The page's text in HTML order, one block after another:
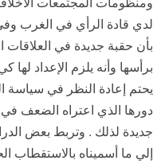
لدي قادة الرأي في الغرب وفي
بأن حقبة جديدة في العلاقات
برأسها وأنه يلزم الإعداد لها
يحتم إعادة النظر في سياسة
دورها الذي اعتراه الضعف في
جديدة لذلك . وتربط بعض
إلي ما أسميناه بالاستقطاب